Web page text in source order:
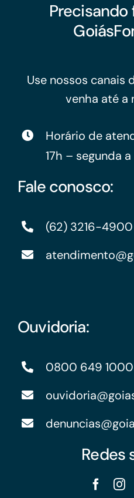
Precisando
Use nossos canais
venha até a
Horário de
17h – segunda
Fale conosco:
(62) 3216-4900
Ouvidoria:
0800 649 1000
Redes